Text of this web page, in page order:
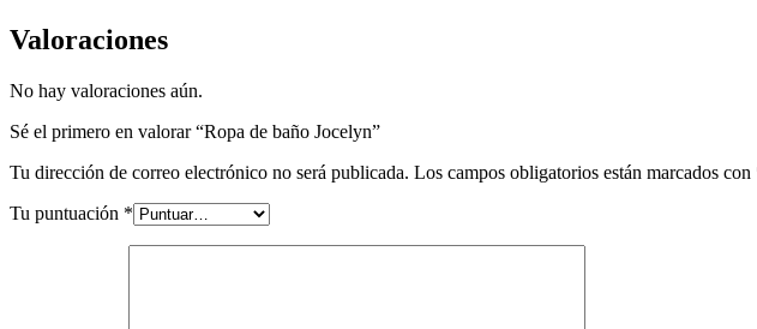
Valoraciones
No hay valoraciones aún.
Sé el primero en valorar “Ropa de baño Jocelyn”
Tu dirección de correo electrónico no será publicada. Los campos obligatorios están marcados con
Tu puntuación *